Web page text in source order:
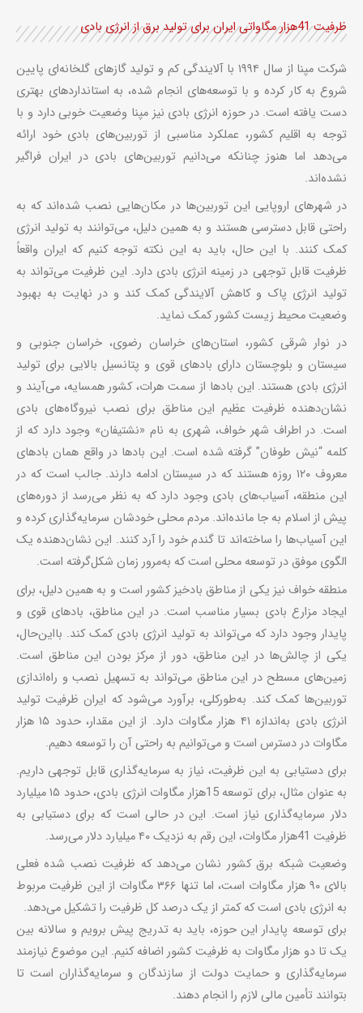
ظرفیت 41هزار مگاواتی ایران برای تولید برق از انرژی بادی
شرکت مپنا از سال ۱۹۹۴ با آلایندگی کم و تولید گازهای گلخانه‌ای پایین
شروع به کار کرده و با توسعه‌های انجام شده، به استانداردهای بهتری
دست یافته است. در حوزه انرژی بادی نیز مپنا وضعیت خوبی دارد و با
توجه به اقلیم کشور، عملکرد مناسبی از توربین‌های بادی خود ارائه
می‌دهد اما هنوز چنانکه می‌دانیم توربین‌های بادی در ایران فراگیر
نشده‌اند.
در شهرهای اروپایی این توربین‌ها در مکان‌هایی نصب شده‌اند که به
راحتی قابل دسترسی هستند و به همین دلیل، می‌توانند به تولید انرژی
کمک کنند. با این حال، باید به این نکته توجه کنیم که ایران واقعاً
ظرفیت قابل توجهی در زمینه انرژی بادی دارد. این ظرفیت می‌تواند به
تولید انرژی پاک و کاهش آلایندگی کمک کند و در نهایت به بهبود
وضعیت محیط زیست کشور کمک نماید.
در نوار شرقی کشور، استان‌های خراسان رضوی، خراسان جنوبی و
سیستان و بلوچستان دارای بادهای قوی و پتانسیل بالایی برای تولید
انرژی بادی هستند. این بادها از سمت هرات، کشور همسایه، می‌آیند و
نشان‌دهنده ظرفیت عظیم این مناطق برای نصب نیروگاه‌های بادی
است. در اطراف شهر خواف، شهری به نام «نشتیفان» وجود دارد که از
کلمه “نیش طوفان” گرفته شده است. این بادها در واقع همان بادهای
معروف ۱۲۰ روزه هستند که در سیستان ادامه دارند. جالب است که در
این منطقه، آسیاب‌های بادی وجود دارد که به نظر می‌رسد از دوره‌های
پیش از اسلام به جا مانده‌اند. مردم محلی خودشان سرمایه‌گذاری کرده و
این آسیاب‌ها را ساخته‌اند تا گندم خود را آرد کنند. این نشان‌دهنده یک
الگوی موفق در توسعه محلی است که به‌مرور زمان شکل‌گرفته است.
منطقه خواف نیز یکی از مناطق بادخیز کشور است و به همین دلیل، برای
ایجاد مزارع بادی بسیار مناسب است. در این مناطق، بادهای قوی و
پایدار وجود دارد که می‌تواند به تولید انرژی بادی کمک کند. بااین‌حال،
یکی از چالش‌ها در این مناطق، دور از مرکز بودن این مناطق است.
زمین‌های مسطح در این مناطق می‌تواند به تسهیل نصب و راه‌اندازی
توربین‌ها کمک کند. به‌طورکلی، برآورد می‌شود که ایران ظرفیت تولید
انرژی بادی به‌اندازه ۴۱ هزار مگاوات دارد. از این مقدار، حدود ۱۵ هزار
مگاوات در دسترس است و می‌توانیم به راحتی آن را توسعه دهیم.
برای دستیابی به این ظرفیت، نیاز به سرمایه‌گذاری قابل توجهی داریم.
به عنوان مثال، برای توسعه 15هزار مگاوات انرژی بادی، حدود ۱۵ میلیارد
دلار سرمایه‌گذاری نیاز است. این در حالی است که برای دستیابی به
ظرفیت 41هزار مگاوات، این رقم به نزدیک ۴۰ میلیارد دلار می‌رسد.
وضعیت شبکه برق کشور نشان می‌دهد که ظرفیت نصب شده فعلی
بالای ۹۰ هزار مگاوات است، اما تنها ۳۶۶ مگاوات از این ظرفیت مربوط
به انرژی بادی است که کمتر از یک درصد کل ظرفیت را تشکیل می‌دهد.
برای توسعه پایدار این حوزه، باید به تدریج پیش برویم و سالانه بین
یک تا دو هزار مگاوات به ظرفیت کشور اضافه کنیم. این موضوع نیازمند
سرمایه‌گذاری و حمایت دولت از سازندگان و سرمایه‌گذاران است تا
بتوانند تأمین مالی لازم را انجام دهند.